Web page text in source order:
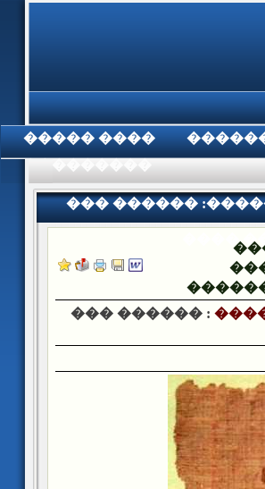
���� �����
��� ������
����
��� ������ :